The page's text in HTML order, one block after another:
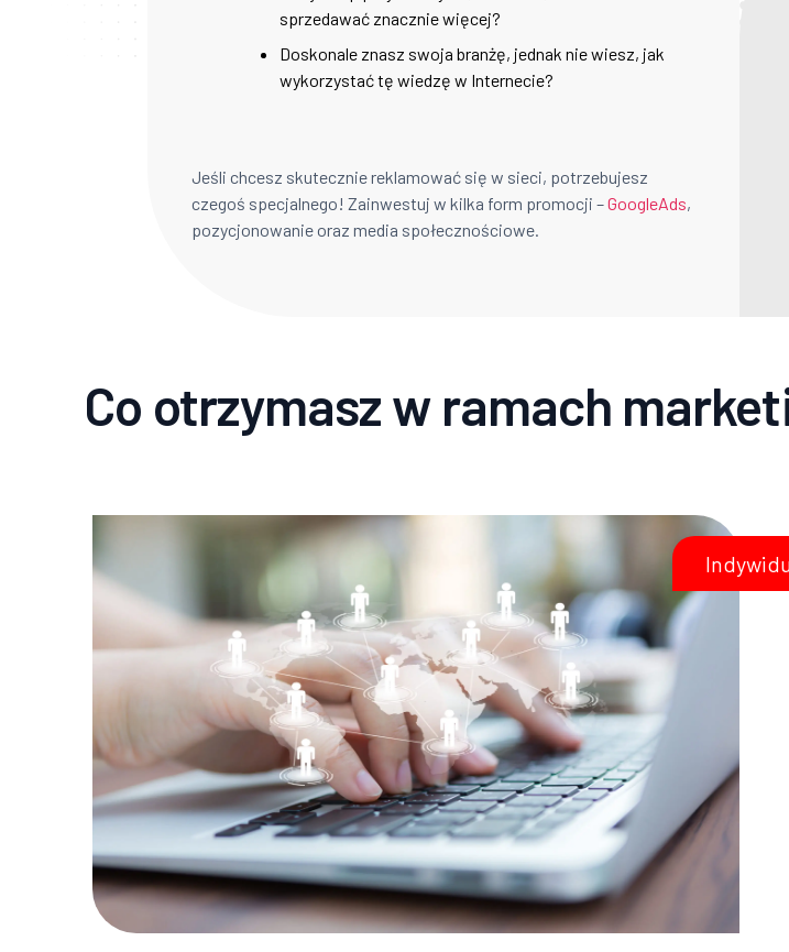
sprzedawać znacznie więcej?
Doskonale znasz swoja branżę, jednak nie wiesz, jak
wykorzystać tę wiedzę w Internecie?
Jeśli chcesz skutecznie reklamować się w sieci, potrzebujesz
czegoś specjalnego! Zainwestuj w kilka form promocji –GoogleAds,
pozycjonowanie oraz media społecznościowe.
Co otrzymasz w ramach